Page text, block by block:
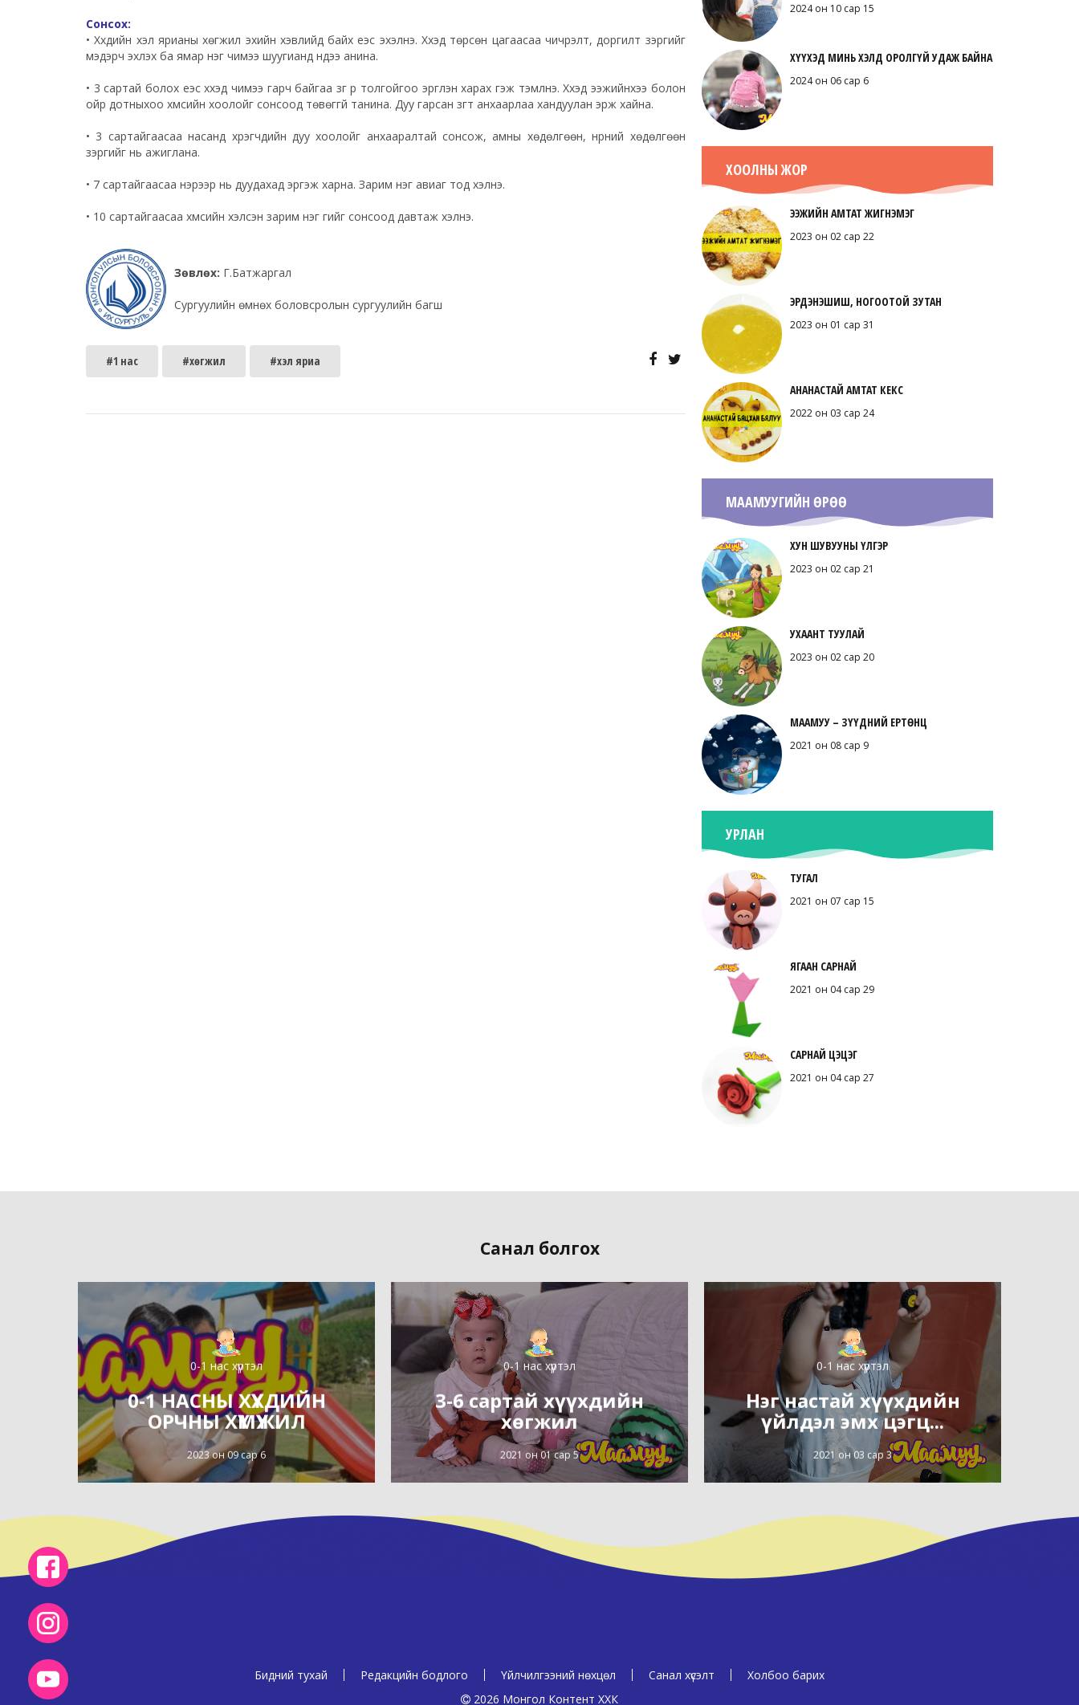
Сонсох:
• Хүүхдийн хэл ярианы хөгжил эхийн хэвлийд байх үеэс эхэлнэ. Хүүхэд төрсөн цагаасаа чичрэлт, доргилт зэргийг
мэдэрч эхлэх ба ямар нэг чимээ шуугианд нүдээ анина.
• 3 сартай болох үеэс хүүхэд чимээ гарч байгаа зүг рүү толгойгоо эргүүлэн харах гэж тэмүүлнэ. Хүүхэд ээжийнхээ болон
ойр дотныхоо хүмүүсийн хоолойг сонсоод төвөггүй танина. Дуу гарсан зүгт анхаарлаа хандуулан эрж хайна.
• 3 сартайгаасаа насанд хүрэгчдийн дуу хоолойг анхааралтай сонсож, амны хөдөлгөөн, нүүрний хөдөлгөөн
зэргийг нь ажиглана.
• 7 сартайгаасаа нэрээр нь дуудахад эргэж харна. Зарим нэг авиаг тод хэлнэ.
• 10 сартайгаасаа хүмүүсийн хэлсэн зарим нэг үгийг сонсоод давтаж хэлнэ.
Зөвлөх: Г.Батжаргал
Сургуулийн өмнөх боловсролын сургуулийн багш
#1 нас #хөгжил #хэл яриа
2024 он 10 сар 15
ХҮҮХЭД МИНЬ ХЭЛД ОРОЛГҮЙ УДАЖ БАЙНА
2024 он 06 сар 6
ХООЛНЫ ЖОР
ЭЭЖИЙН АМТАТ ЖИГНЭМЭГ
2023 он 02 сар 22
ЭРДЭНЭШИШ, НОГООТОЙ ЗУТАН
2023 он 01 сар 31
АНАНАСТАЙ АМТАТ КЕКС
2022 он 03 сар 24
МААМУУГИЙН ӨРӨӨ
ХУН ШУВУУНЫ ҮЛГЭР
2023 он 02 сар 21
УХААНТ ТУУЛАЙ
2023 он 02 сар 20
МААМУУ – ЗҮҮДНИЙ ЕРТӨНЦ
2021 он 08 сар 9
УРЛАН
ТУГАЛ
2021 он 07 сар 15
ЯГААН САРНАЙ
2021 он 04 сар 29
САРНАЙ ЦЭЦЭГ
2021 он 04 сар 27
Санал болгох
0-1 нас хүртэл
0-1 НАСНЫ ХҮҮХДИЙН
ОРЧНЫ ХҮМҮҮЖИЛ
2023 он 09 сар 6
0-1 нас хүртэл
3-6 сартай хүүхдийн
хөгжил
2021 он 01 сар 5
0-1 нас хүртэл
Нэг настай хүүхдийн
үйлдэл эмх цэгц...
2021 он 03 сар 3
Бидний тухай Редакцийн бодлого Үйлчилгээний нөхцөл Санал хүсэлт
Холбоо барих
2026 Монгол Контент ХХК